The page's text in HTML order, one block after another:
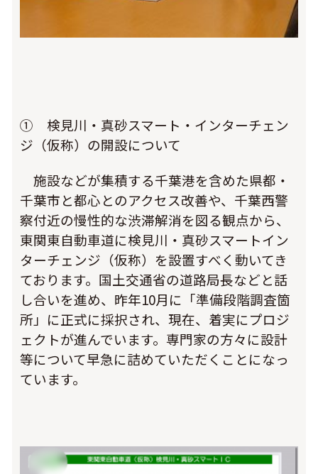
① 検見川・真砂スマート・インターチェン
ジ（仮称）の開設について
施設などが集積する千葉港を含めた県都・
千葉市と都心とのアクセス改善や、千葉西警
察付近の慢性的な渋滞解消を図る観点から、
東関東自動車道に検見川・真砂スマートイン
ターチェンジ（仮称）を設置すべく動いてき
ております。国土交通省の道路局長などと話
し合いを進め、昨年10月に「準備段階調査箇
所」に正式に採択され、現在、着実にプロジ
ェクトが進んでいます。専門家の方々に設計
等について早急に詰めていただくことになっ
ています。